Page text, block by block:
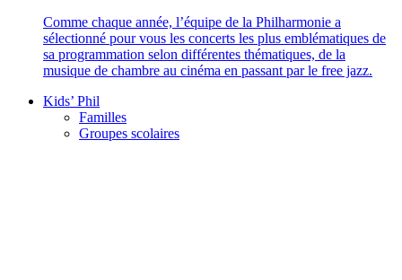
Comme chaque année, l’équipe de la Philharmonie a
sélectionné pour vous les concerts les plus emblématiques de
sa programmation selon différentes thématiques, de la
musique de chambre au cinéma en passant par le free jazz.
Kids’ Phil
Familles
Groupes scolaires